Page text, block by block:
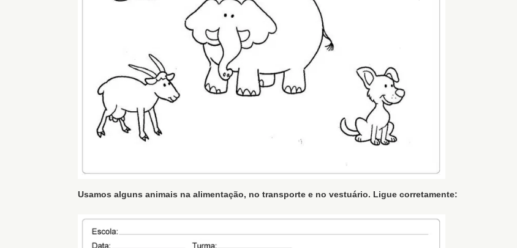
Usamos alguns animais na alimentação, no transporte e no vestuário. Ligue corretamente: